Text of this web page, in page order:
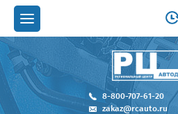
8-800-707-61-20
zakaz@rcauto.ru